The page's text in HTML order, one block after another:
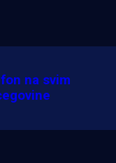
na svim